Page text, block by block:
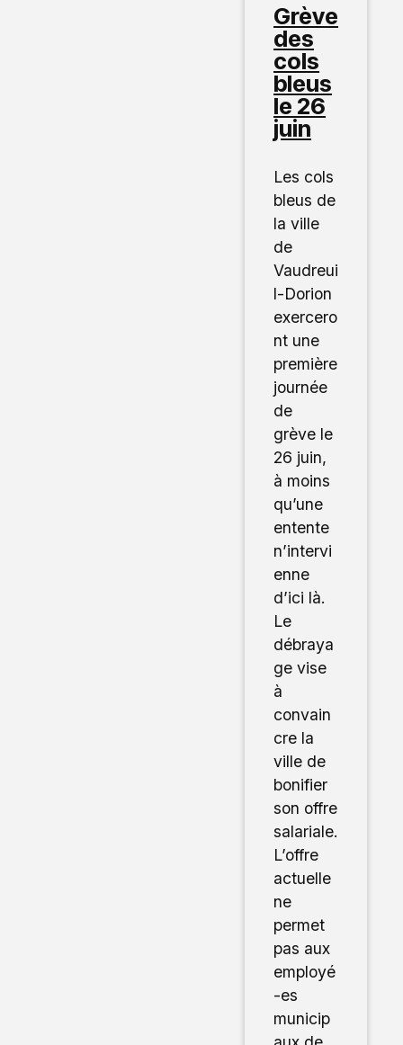
Grève
des
cols
bleus
le 26
juin
Les cols
bleus de
la ville
de
Vaudreui
l-Dorion
exercero
nt une
première
journée
de
grève le
26 juin,
à moins
qu’une
entente
n’intervi
enne
d’ici là.
Le
débraya
ge vise
à
convain
cre la
ville de
bonifier
son offre
salariale.
L’offre
actuelle
ne
permet
pas aux
employé
-es
municip